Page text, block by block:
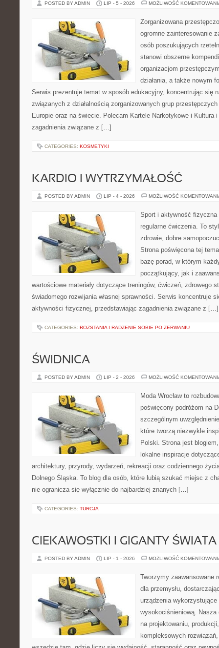
POSTED BY ADMIN LIP - 5 - 2026 MOŻLIWOŚĆ
Zorganizowana
ogromne zainteresowanie
osób poszukujących
stanowi obszerne
organizacjom
działania, a także nowym
Serwis prezentuje temat w sposób edukacyjny, koncentrując się
związanych z działalnością zorganizowanych grup
Europie oraz na świecie. Polecam Kartele Narkotykowe i Kultura
zagadnienia związane z […]
CATEGORIES: KOSMETYKI
KARDIO I WYTRZYMAŁOŚĆ
POSTED BY ADMIN LIP - 4 - 2026 MOŻLIWOŚĆ
Sport i aktywność
regularne ćwiczenia. To
zdrowie, dobre
Strona poświęcona tej
bazę porad, w którym
początkujący, jak i
wartościowe materiały dotyczące treningów, ćwiczeń, zdrowego
świadomego rozwijania własnej sprawności. Serwis koncentruje
aktywności fizycznej, przedstawiając zagadnienia związane z […]
CATEGORIES: ROZSTANIA I RADZENIE SOBIE PO ZERWANIU
ŚWIDNICA
POSTED BY ADMIN LIP - 2 - 2026 MOŻLIWOŚĆ
Moda Wrocław to
poświęcony podróżom na
szczególnym
które tworzą niezwykle
Polski. Strona jest
lokalne inspiracje
architektury, przyrody, wydarzeń, rekreacji oraz codziennego
Dolnego Śląska. To blog dla osób, które lubią szukać miejsc z
nie ogranicza się wyłącznie do najbardziej znanych […]
CATEGORIES: TURCJA
CIEKAWOSTKI I GIGANTY ŚWIATA
POSTED BY ADMIN LIP - 1 - 2026 MOŻLIWOŚĆ
Tworzymy zaawansowane
dla przemysłu,
urządzenia wykorzystujące
wysokociśnieniową. Nasza
na projektowaniu,
kompleksowych